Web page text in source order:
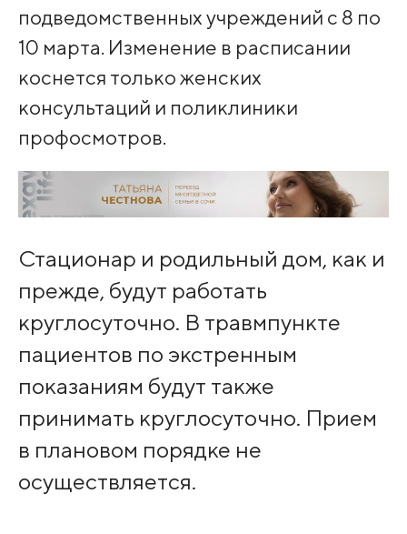
подведомственных учреждений с 8 по
10 марта. Изменение в расписании
коснется только женских
консультаций и поликлиники
профосмотров.
Стационар и родильный дом, как и
прежде, будут работать
круглосуточно. В травмпункте
пациентов по экстренным
показаниям будут также
принимать круглосуточно. Прием
в плановом порядке не
осуществляется.